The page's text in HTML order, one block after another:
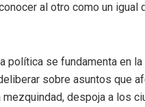
al otro como un
política se fundamenta en
sobre asuntos que
despoja a los